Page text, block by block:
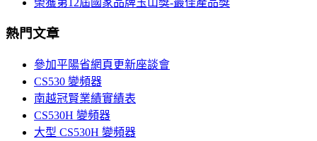
熱門文章
參加平陽省網頁更新座談會
CS530 變頻器
南越冠賢業績實績表
CS530H 變頻器
大型 CS530H 變頻器